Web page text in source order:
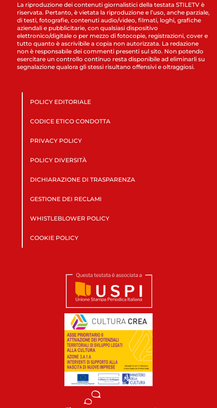
La riproduzione dei contenuti giornalistici della testata STILETV è
riservata. Pertanto, è vietata la riproduzione e l’uso, anche parziale,
di testi, fotografie, contenuti audio/video, filmati, loghi, grafiche
aziendali e pubblicitarie, con qualsiasi dispositivo
elettronico/digitale o per mezzo di fotocopie, registrazioni, cover e
tutto quanto è ascrivibile a copia non autorizzata. La redazione
non è responsabile dei commenti presenti sul sito. Non potendo
esercitare un controllo continuo resta disponibile ad eliminarli su
segnalazione qualora gli stessi risultano offensivi e oltraggiosi.
POLICY EDITORIALE
CODICE ETICO CONDOTTA
PRIVACY POLICY
POLICY DIVERSITÀ
DICHIARAZIONE DI TRASPARENZA
GESTIONE DEI RECLAMI
WHISTLEBLOWER POLICY
COOKIE POLICY